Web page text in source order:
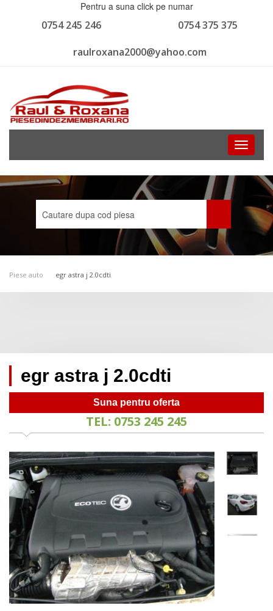
Pentru a suna click pe numar
0754 375 375
0754 245 246
raulroxana2000@yahoo.com
Toggle
Piese auto egr astra j 2.0cdti
egr astra j 2.0cdti
Suna pentru oferta
TEL: 0753 245 245